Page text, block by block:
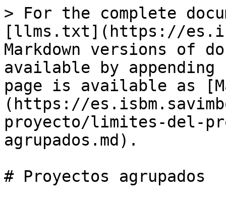
> For the complete
[llms.txt](https://
Markdown versions of
available by
page is available as
(https://
proyecto/limites-del-
agrupados.md).
# Proyectos agrupados